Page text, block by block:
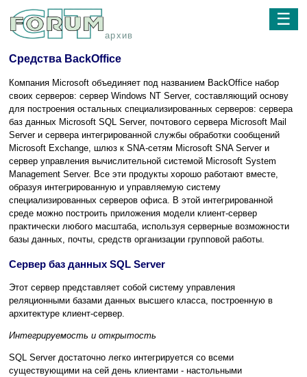
архив
☰
Средства BackOffice
Компания Microsoft объединяет под названием BackOffice набор
своих серверов: сервер Windows NT Server, составляющий основу
для построения остальных специализированных серверов: сервера
баз данных Microsoft SQL Server, почтового сервера Microsoft Mail
Server и сервера интегрированной службы обработки сообщений
Microsoft Exchange, шлюз к SNA-сетям Microsoft SNA Server и
сервер управления вычислительной системой Microsoft System
Management Server. Все эти продукты хорошо работают вместе,
образуя интегрированную и управляемую систему
специализированных серверов офиса. В этой интегрированной
среде можно построить приложения модели клиент-сервер
практически любого масштаба, используя серверные возможности
базы данных, почты, средств организации групповой работы.
Сервер баз данных SQL Server
Этот сервер представляет собой систему управления
реляционными базами данных высшего класса, построенную в
архитектуре клиент-сервер.
Интегрируемость и открытость
SQL Server достаточно легко интегрируется со всеми
существующими на сей день клиентами - настольными